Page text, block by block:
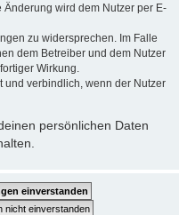
wird dem Nutzer per E-
zu widersprechen. Im Falle
dem Betreiber und dem Nutzer
Wirkung.
und verbindlich, wenn der Nutzer
persönlichen Daten